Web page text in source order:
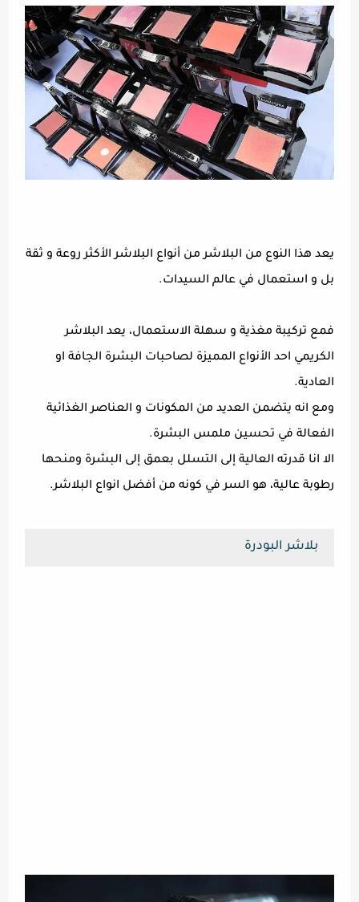
يعد هذا النوع من البلاشر من أنواع البلاشر الأكثر روعة و ثقة
بل و استعمال في عالم السيدات.
فمع تركيبة مغذية و سهلة الاستعمال، يعد البلاشر
الكريمي احد الأنواع المميزة لصاحبات البشرة الجافة او
العادية.
ومع انه يتضمن العديد من المكونات و العناصر الغذائية
الفعالة في تحسين ملمس البشرة.
الا انا قدرته العالية إلى التسلل بعمق إلى البشرة ومنحها
رطوبة عالية، هو السر في كونه من أفضل انواع البلاشر.
بلاشر البودرة